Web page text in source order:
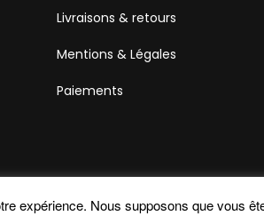
Livraisons & retours
Mentions & Légales
Paiements
expérience. Nous supposons que vous